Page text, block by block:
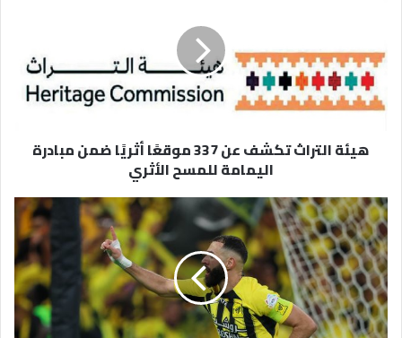
337
موقعًا
أثريًا
ضمن
اليمامة
هيئة التراث تكشف عن 337 موقعًا أثريًا ضمن مبادرة
اليمامة للمسح الأثري
موقف
بنزيما
من
مواجهة
الكلاسيكو
أمام
الهلال